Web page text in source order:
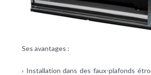
Ses avantages :
› Installation dans des faux-plafonds